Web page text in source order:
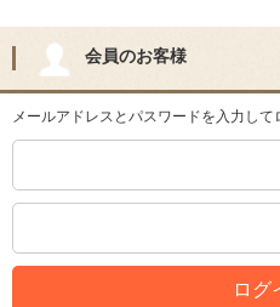
会員のお客様
メールアドレスとパスワードを入力して